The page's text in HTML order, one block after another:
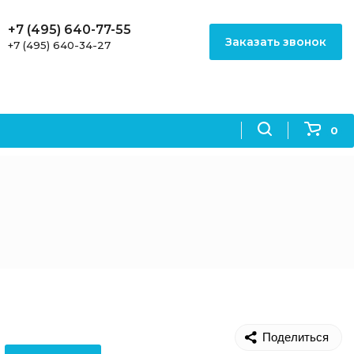
0
+7 (495) 640-77-55
+7 (495) 640-34-27 Заказать звонок
Поделиться